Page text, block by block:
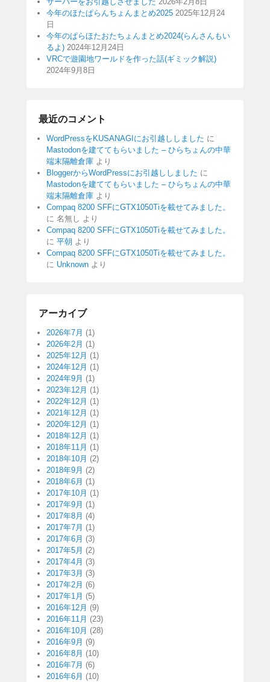
今年のほたぱらんちょんまとめ2025 2025年12月24
日
今年のぱらほたおたちょんまとめ2024(らんさんもい
るよ) 2024年12月24日
VRCで遊園地ワールドを作った話(ギミック解説)
2024年9月8日
最近のコメント
WordPressをKUSANAGIにお引越ししました に
Mastodonを建ててもらいました – ひらちょんの中華
端末隔離倉庫 より
BloggerからWordPressにお引越ししました に
Mastodonを建ててもらいました – ひらちょんの中華
端末隔離倉庫 より
Compaq 8200 SFFにGTX1050Tiを載せてみました。
に 名無し より
Compaq 8200 SFFにGTX1050Tiを載せてみました。
に 平朝 より
Compaq 8200 SFFにGTX1050Tiを載せてみました。
に Unknown より
アーカイブ
2026年7月 (1)
2026年2月 (1)
2025年12月 (1)
2024年12月 (1)
2024年9月 (1)
2023年12月 (1)
2022年12月 (1)
2021年12月 (1)
2020年12月 (1)
2018年12月 (1)
2018年11月 (1)
2018年10月 (2)
2018年9月 (2)
2018年6月 (1)
2017年10月 (1)
2017年9月 (1)
2017年8月 (4)
2017年7月 (1)
2017年6月 (3)
2017年5月 (2)
2017年4月 (3)
2017年3月 (3)
2017年2月 (6)
2017年1月 (5)
2016年12月 (9)
2016年11月 (23)
2016年10月 (28)
2016年9月 (9)
2016年8月 (10)
2016年7月 (6)
2016年6月 (10)